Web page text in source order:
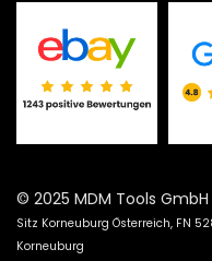
© 2025 MDM Tools GmbH
Sitz Korneuburg Österreich, FN
Korneuburg